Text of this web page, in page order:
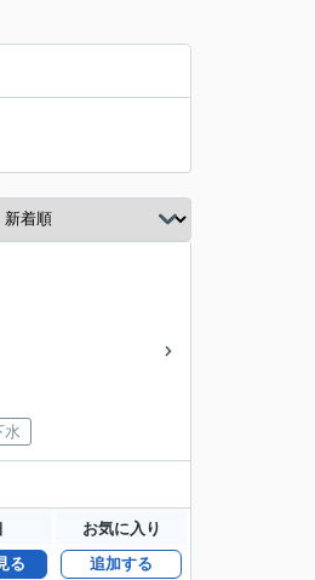
水
お気に入り
る 追加する